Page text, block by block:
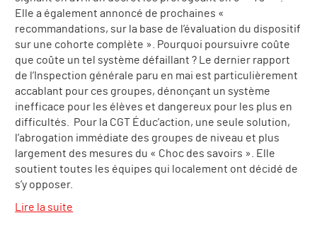
Elle a également annoncé de prochaines «
recommandations, sur la base de l’évaluation du dispositif
sur une cohorte complète ». Pourquoi poursuivre coûte
que coûte un tel système défaillant ? Le dernier rapport
de l’Inspection générale paru en mai est particulièrement
accablant pour ces groupes, dénonçant un système
inefficace pour les élèves et dangereux pour les plus en
difficultés. Pour la CGT Éduc’action, une seule solution,
l’abrogation immédiate des groupes de niveau et plus
largement des mesures du « Choc des savoirs ». Elle
soutient toutes les équipes qui localement ont décidé de
s’y opposer.
Lire la suite